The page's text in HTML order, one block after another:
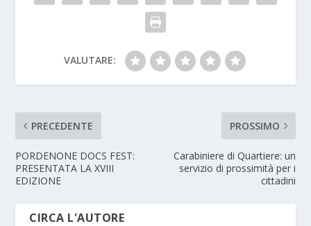
VALUTARE:
PRECEDENTE
PORDENONE DOCS FEST:
PRESENTATA LA XVIII
EDIZIONE
PROSSIMO
Carabiniere di Quartiere: un
servizio di prossimità per i
cittadini
CIRCA L'AUTORE